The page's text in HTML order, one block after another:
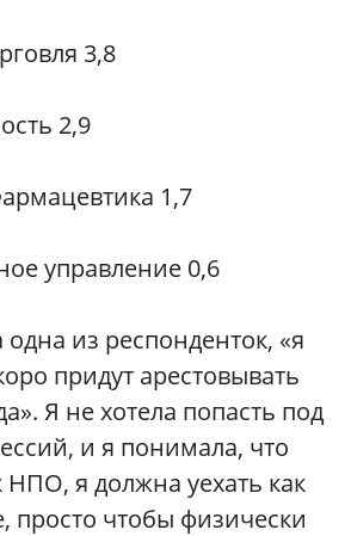
3,8
2,9
1,7
управление 0,6
из респонденток, «я
придут арестовывать
Я не хотела попасть под
и я понимала, что
НПО, я должна уехать как
просто чтобы физически